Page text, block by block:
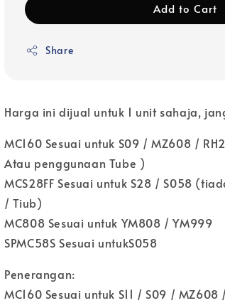
Add to Cart
Share
Harga ini dijual untuk 1 unit sahaja,
MC160 Sesuai untuk S09 / MZ608 /
Atau penggunaan Tube )
MCS28FF Sesuai untuk S28 / S058
/ Tiub)
MC808 Sesuai untuk YM808 / YM999
SPMC58S Sesuai untukS058
Penerangan:
MC160 Sesuai untuk S11 / S09 /